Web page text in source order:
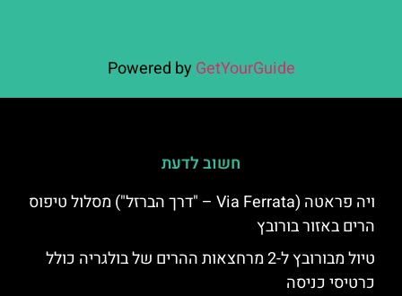
Powered by GetYourGuide
חשוב לדעת
ויה פראטה (Via Ferrata – "דרך הברזל") מסלול טיפוס
הרים באזור בורובץ
טיול מבורובץ ל-2 מרחצאות ההרים של בולגריה כולל
כרטיסי כניסה